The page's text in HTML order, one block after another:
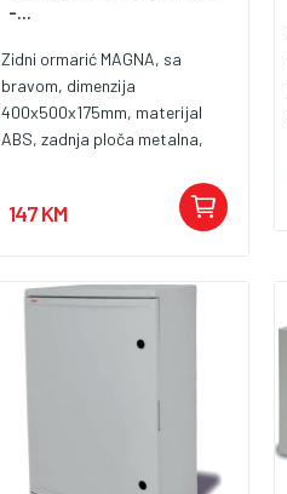
-...
Zidni ormarić MAGNA, sa
bravom, dimenzija
400x500x175mm, materijal
ABS, zadnja ploča metalna,
temperatura 25°C +85°C,
61439-3, IEC 62208:2012.
147 KM